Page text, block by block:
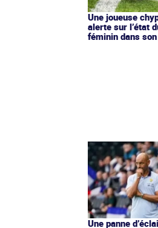
Une joueuse
alerte sur l’état
féminin dans
Une panne